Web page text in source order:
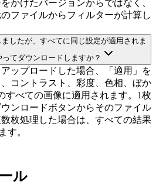
かけたバージョンからではなく、
ファイルからフィルターが計算し
したが、すべてに同じ設定が適用されま
てダウンロードしますか？
ップロードした場合、「適用」を
コントラスト、彩度、色相、ぼか
すべての画像に適用されます。1枚
ンロードボタンからそのファイル
枚処理した場合は、すべての結果
す。
ル